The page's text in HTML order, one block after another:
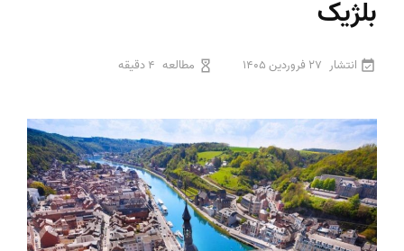
بلژیک
انتشار 27 فروردین 1405 مطالعه 4 دقیقه